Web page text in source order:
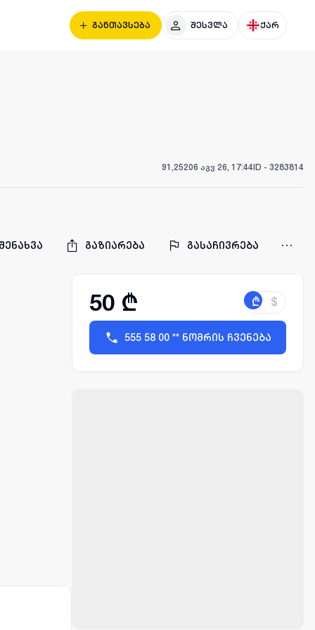
განთავსება შესვლა ქარ
91,25206 აგვ 26, 17:44ID - 3283814
გაზიარება გასაჩივრება
50 ₾ ₾ $
555 58 00 ** ნომრის ჩვენება